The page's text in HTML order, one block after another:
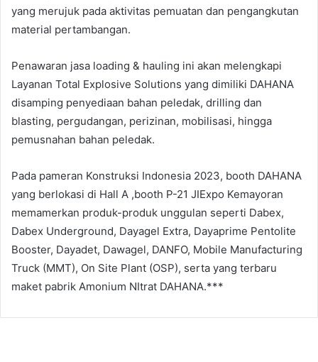
yang merujuk pada aktivitas pemuatan dan pengangkutan
material pertambangan.
Penawaran jasa loading & hauling ini akan melengkapi
Layanan Total Explosive Solutions yang dimiliki DAHANA
disamping penyediaan bahan peledak, drilling dan
blasting, pergudangan, perizinan, mobilisasi, hingga
pemusnahan bahan peledak.
Pada pameran Konstruksi Indonesia 2023, booth DAHANA
yang berlokasi di Hall A ,booth P-21 JIExpo Kemayoran
memamerkan produk-produk unggulan seperti Dabex,
Dabex Underground, Dayagel Extra, Dayaprime Pentolite
Booster, Dayadet, Dawagel, DANFO, Mobile Manufacturing
Truck (MMT), On Site Plant (OSP), serta yang terbaru
maket pabrik Amonium NItrat DAHANA.***